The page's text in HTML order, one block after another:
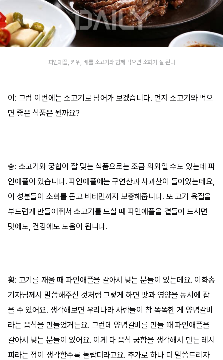
파인애플, 키위, 배를 소고기와 함께 먹으면 소화가 잘 된다
이: 그럼 이번에는 소고기로 넘어가 보겠습니다. 먼저 소고기와 먹으
면 좋은 식품은 뭘까요?
송: 소고기와 궁합이 잘 맞는 식품으로는 조금 의외일 수도 있는데 파
인애플이 있습니다. 파인애플에는 구연산과 사과산이 들어있는데요,
이 성분들이 소화를 돕고 비타민까지 보충해줍니다. 또 고기 육질을
부드럽게 만들어줘서 소고기를 드실 때 파인애플을 곁들여 드시면
맛에도, 건강에도 도움이 됩니다.
황: 고기를 재울 때 파인애플을 갈아서 넣는 분들이 있는데요. 이화송
기자님께서 말씀해주신 것처럼 그렇게 하면 맛과 영양을 동시에 잡
을 수 있어요. 생각해보면 우리나라 사람들이 참 똑똑한 게 양념갈비
라는 음식을 만들었거든요. 그런데 양념갈비를 만들 때 파인애플을
갈아서 넣는 분들이 있어요. 이게 다 음식 궁합을 생각해서 만든 레시
피라는 점이 생각할수록 놀랍더라고요. 추가로 하나 더 말씀드리자